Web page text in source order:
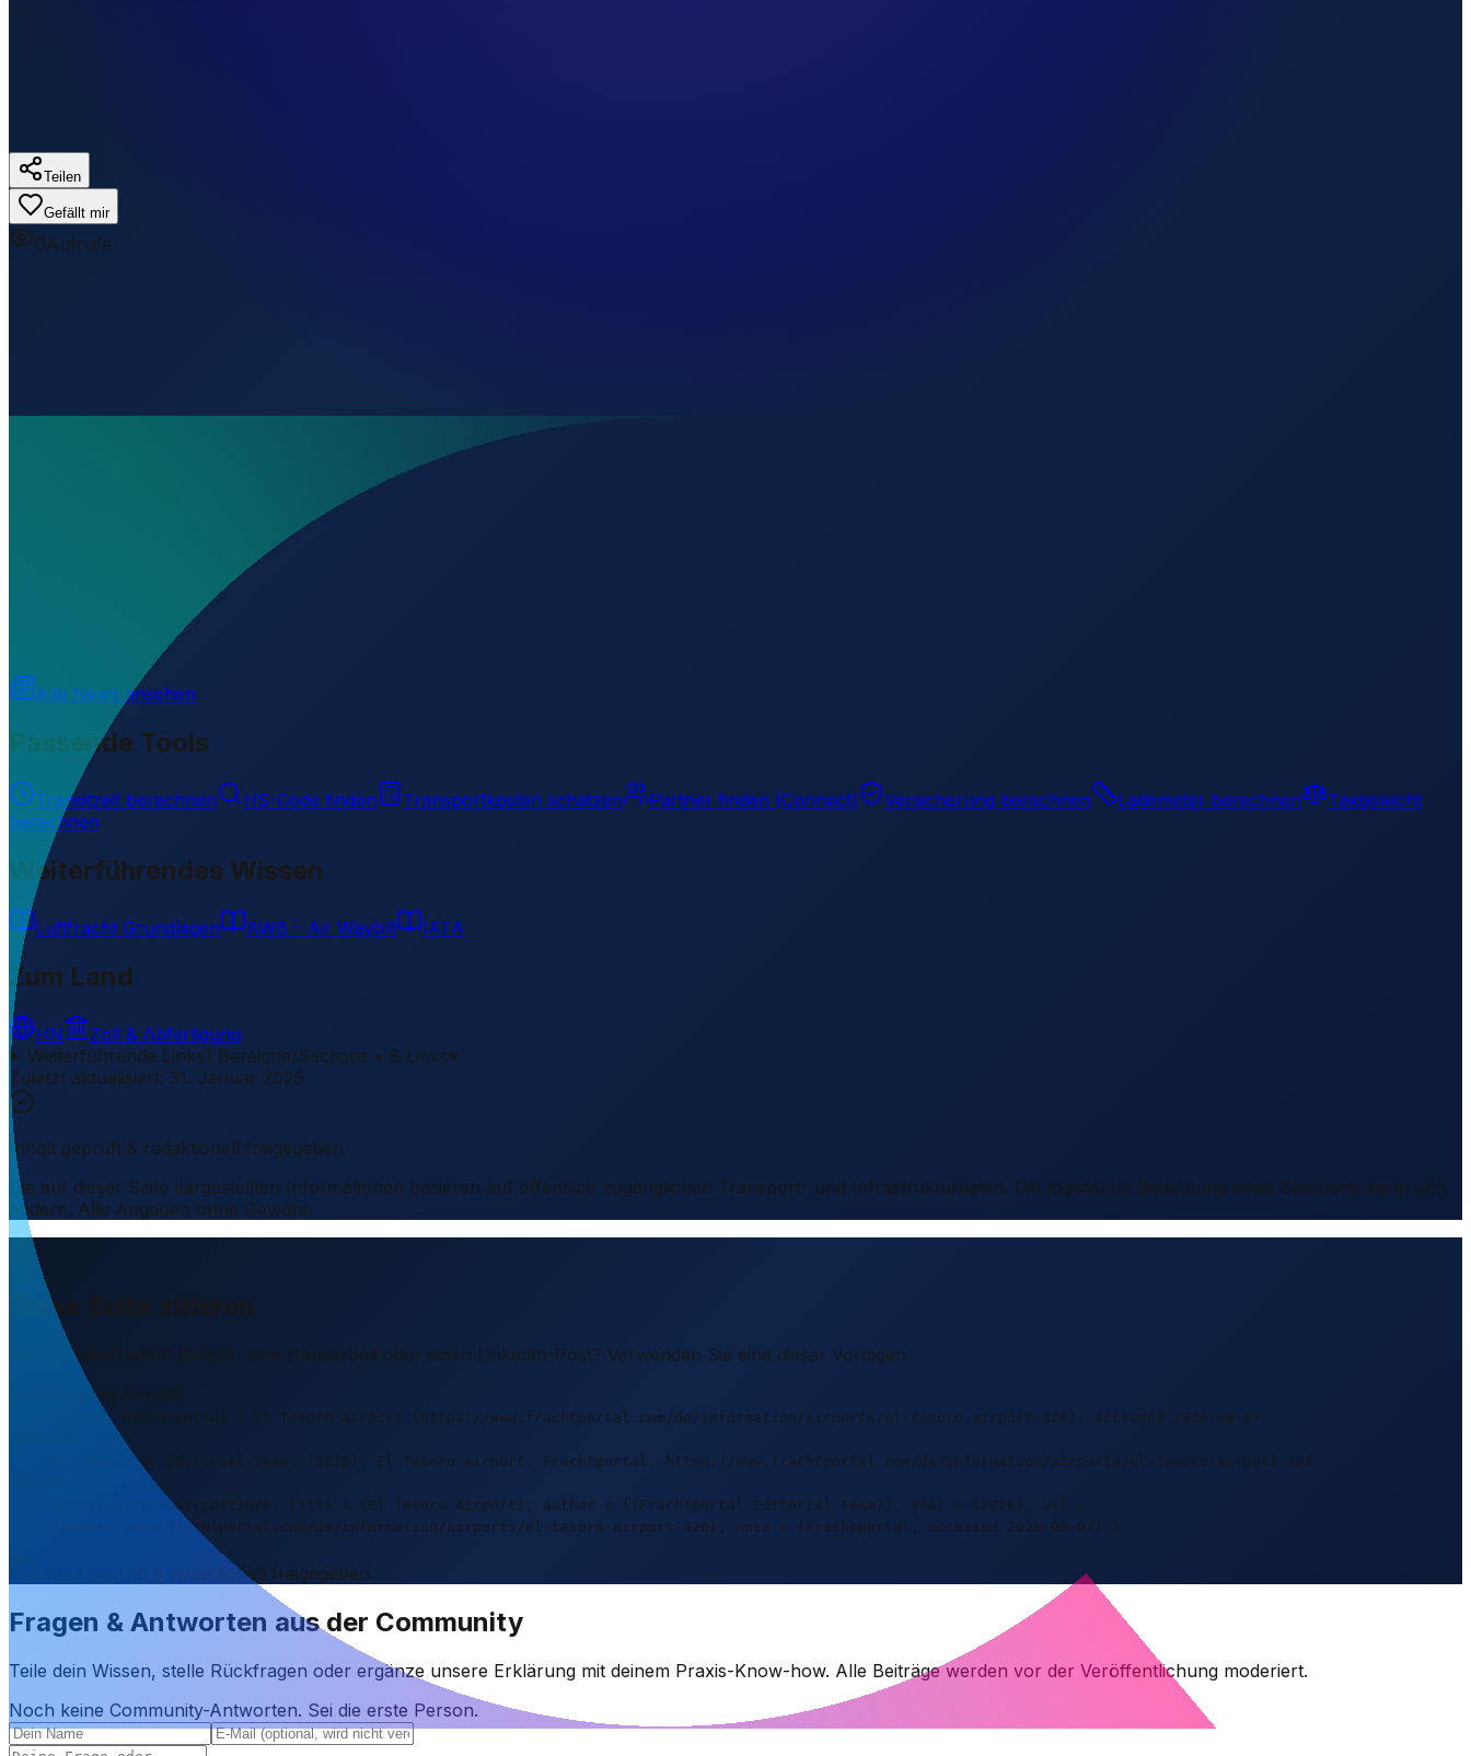
Teilen
Gefällt mir
0Aufrufe
Auf welcher Höhe liegt El Tesoro Airport?
-87.00555
m ü. NN
Alle News ansehen
Passende Tools
Transitzeit berechnen HS-Code finden Transportkosten schätzen Partner finden (Connect) Versicherung berechnen Lademeter berechnen
Taxgewicht
berechnen
Weiterführendes Wissen
Luftfracht Grundlagen AWB – Air Waybill IATA
Zum Land
HN
Zoll & Abfertigung
Weiterführende Links1 Bereiche/Sections • 8 Links▾
Zuletzt aktualisiert: 31. Januar 2026
Inhalt geprüft & redaktionell freigegeben
Die auf dieser Seite dargestellten Informationen basieren auf öffentlich zugänglichen Transport- und Infrastrukturdaten. Die logistische Bedeutung eines Standorts kann sich
ändern. Alle Angaben ohne Gewähr.
Diese Seite zitieren
Sie schreiben einen Bericht, eine Hausarbeit oder einen LinkedIn-Post? Verwenden Sie eine dieser Vorlagen.
Empfohlenes Format
Source: Frachtportal – El Tesoro Airport (https://www.frachtportal.com/de/information/airports/el-tesoro-airport-326), accessed 2026-08-07
Frachtportal Editorial Team. (2026). El Tesoro Airport. Frachtportal. https://www.frachtportal.com/de/information/airports/el-tesoro-airport-326
@misc{eltesoroairport2026, title = {El Tesoro Airport}, author = {{Frachtportal Editorial Team}}, year = {2026}, url =
{https://www.frachtportal.com/de/information/airports/el-tesoro-airport-326}, note = {Frachtportal, accessed 2026-08-07} }
Inhalt geprüft & redaktionell freigegeben.
Fragen & Antworten aus der Community
Teile dein Wissen, stelle Rückfragen oder ergänze unsere Erklärung mit deinem Praxis-Know-how. Alle Beiträge werden vor der Veröffentlichung moderiert.
Noch keine Community-Antworten. Sei die erste Person.